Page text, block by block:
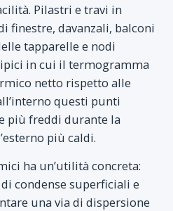
Pilastri e travi in
finestre, davanzali, balconi
tapparelle e nodi
in cui il termogramma
netto rispetto alle
questi punti
più freddi durante la
più caldi.
ha un’utilità concreta:
condense superficiali e
una via di dispersione